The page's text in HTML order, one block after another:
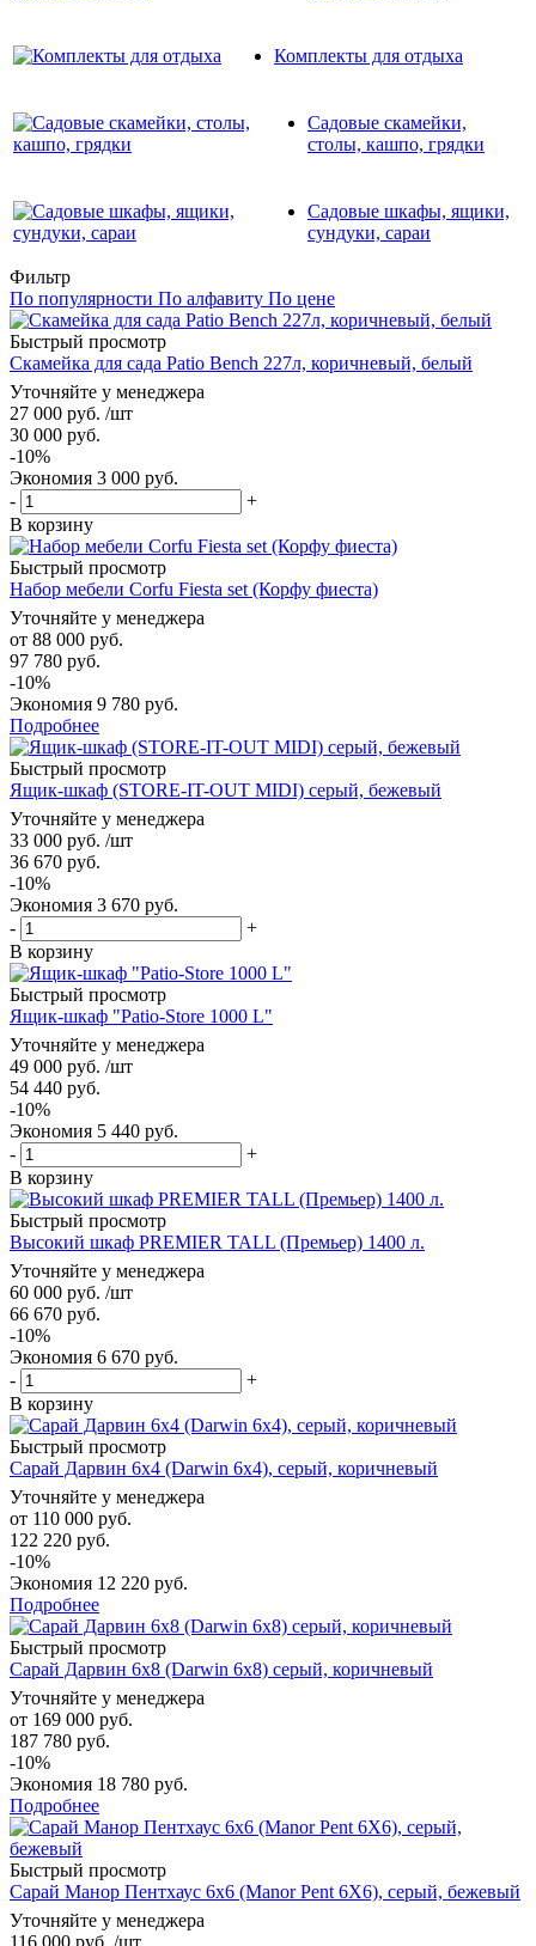
Комплекты для отдыха
Садовые скамейки,
столы, кашпо, грядки
Садовые шкафы, ящики,
сундуки, сараи
Фильтр
По популярности По алфавиту По цене
Быстрый просмотр
Скамейка для сада Patio Bench 227л, коричневый, белый
Уточняйте у менеджера
27 000 руб. /шт
30 000 руб.
-10%
Экономия 3 000 руб.
-
+
В корзину
Быстрый просмотр
Набор мебели Corfu Fiesta set (Корфу фиеста)
Уточняйте у менеджера
от 88 000 руб.
97 780 руб.
-10%
Экономия 9 780 руб.
Подробнее
Быстрый просмотр
Ящик-шкаф (STORE-IT-OUT MIDI) серый, бежевый
Уточняйте у менеджера
33 000 руб. /шт
36 670 руб.
-10%
Экономия 3 670 руб.
-
+
В корзину
Быстрый просмотр
Ящик-шкаф "Patio-Store 1000 L"
Уточняйте у менеджера
49 000 руб. /шт
54 440 руб.
-10%
Экономия 5 440 руб.
-
+
В корзину
Быстрый просмотр
Высокий шкаф PREMIER TALL (Премьер) 1400 л.
Уточняйте у менеджера
60 000 руб. /шт
66 670 руб.
-10%
Экономия 6 670 руб.
-
+
В корзину
Быстрый просмотр
Сарай Дарвин 6х4 (Darwin 6x4), серый, коричневый
Уточняйте у менеджера
от 110 000 руб.
122 220 руб.
-10%
Экономия 12 220 руб.
Подробнее
Быстрый просмотр
Сарай Дарвин 6х8 (Darwin 6x8) серый, коричневый
Уточняйте у менеджера
от 169 000 руб.
187 780 руб.
-10%
Экономия 18 780 руб.
Подробнее
Быстрый просмотр
Сарай Манор Пентхаус 6x6 (Manor Pent 6X6), серый, бежевый
Уточняйте у менеджера
116 000 руб. /шт